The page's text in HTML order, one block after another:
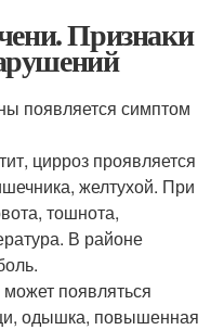
Признаки
появляется симптом
цирроз проявляется
желтухой. При
тошнота,
В районе
появляться
одышка, повышенная